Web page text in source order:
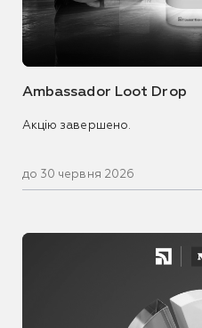
Ambassador Loot Drop
Акцію завершено.
до 30 червня 2026